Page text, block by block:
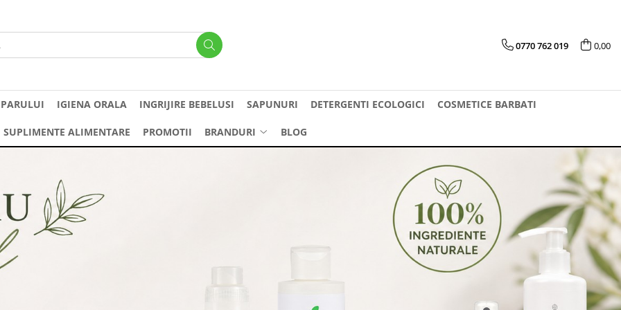
0770 762 019 0,00
IGIENA ORALA INGRIJIRE BEBELUSI SAPUNURI DETERGENTI ECOLOGICI COSMETICE BARBATI
SUPLIMENTE ALIMENTARE PROMOTII BRANDURI BLOG